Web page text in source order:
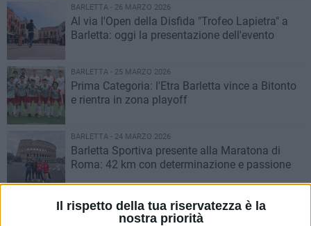
Il rispetto della tua riservatezza è la
nostra priorità
BARLETTA - 26 MARZO 2026
Al via l'Open della Disfida "Trofeo Lapietra" a
Barletta: oggi la presentazione dell'evento
BARLETTA - 25 MARZO 2026
Prima Categoria: l'Etra Barletta vince a Bitonto
e rientra in zona playoff
BARLETTA - 24 MARZO 2026
Barletta Sportiva presente alla Maratona di
Roma: 42 km con determinazione e passione
BARLETTA - 24 MARZO 2026
Barletta finalmente in testa: l’obiettivo ora è